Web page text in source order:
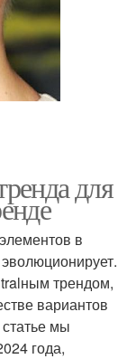
для
в
трендом,
вариантов
мы
года,